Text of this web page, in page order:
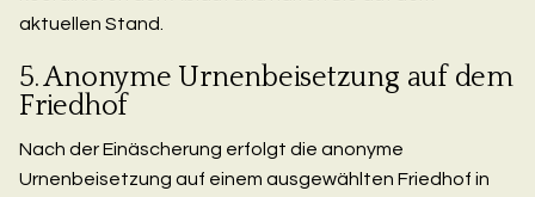
aktuellen Stand.
5. Anonyme Urnenbeisetzung auf dem
Friedhof
Nach der Einäscherung erfolgt die anonyme
Urnenbeisetzung auf einem ausgewählten Friedhof in